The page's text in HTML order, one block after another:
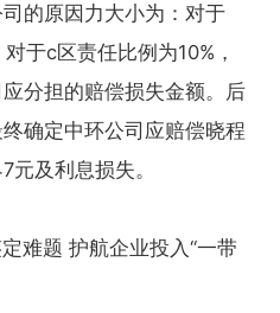
的原因力大小为：对于
于c区责任比例为10%，
分担的赔偿损失金额。后
确定中环公司应赔偿晓程
及利息损失。
难题 护航企业投入“一带